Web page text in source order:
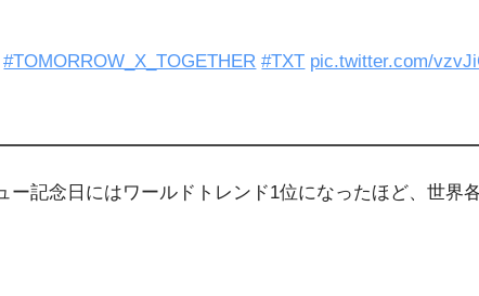
#TOMORROW_X_TOGETHER #TXT pic.twitter.com/
ー記念日にはワールドトレンド1位になったほど、世界